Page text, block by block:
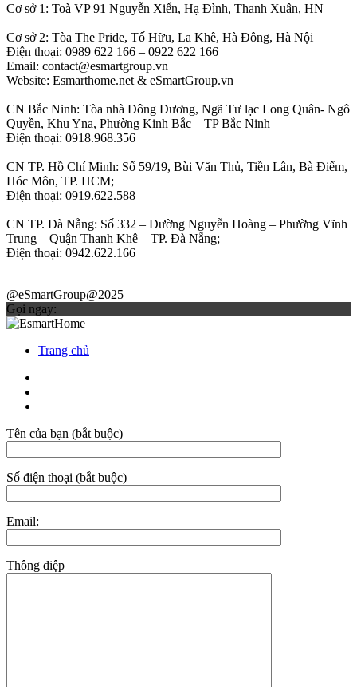
Cơ sở 1: Toà VP 91 Nguyễn Xiển, Hạ Đình, Thanh Xuân, HN
Cơ sở 2: Tòa The Pride, Tố Hữu, La Khê, Hà Đông, Hà Nội
Điện thoại: 0989 622 166 – 0922 622 166
Email: contact@esmartgroup.vn
Website: Esmarthome.net & eSmartGroup.vn
CN Bắc Ninh: Tòa nhà Đông Dương, Ngã Tư lạc Long Quân- Ngô
Quyền, Khu Yna, Phường Kinh Bắc – TP Bắc Ninh
Điện thoại: 0918.968.356
CN TP. Hồ Chí Minh: Số 59/19, Bùi Văn Thủ, Tiền Lân, Bà Điểm,
Hóc Môn, TP. HCM;
Điện thoại: 0919.622.588
CN TP. Đà Nẵng: Số 332 – Đường Nguyễn Hoàng – Phường Vĩnh
Trung – Quận Thanh Khê – TP. Đà Nẵng;
Điện thoại: 0942.622.166
@eSmartGroup@2025
Gọi ngay:
Trang chủ
Tên của bạn (bắt buộc)
Số điện thoại (bắt buộc)
Email:
Thông điệp